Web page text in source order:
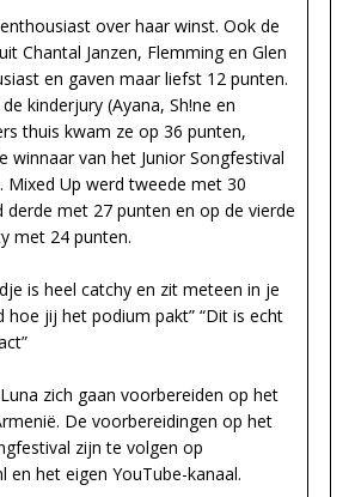
over haar winst. Ook de
Chantal Janzen, Flemming en Glen
en gaven maar liefst 12 punten.
kinderjury (Ayana, Sh!ne en
thuis kwam ze op 36 punten,
winnaar van het Junior Songfestival
Mixed Up werd tweede met 30
derde met 27 punten en op de vierde
met 24 punten.
is heel catchy en zit meteen in je
hoe jij het podium pakt” “Dit is echt
zich gaan voorbereiden op het
De voorbereidingen op het
zijn te volgen op
en het eigen YouTube-kanaal.